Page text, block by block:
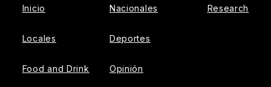
Inicio
Locales
Food and Drink
Nacionales
Deportes
Opinión
Research